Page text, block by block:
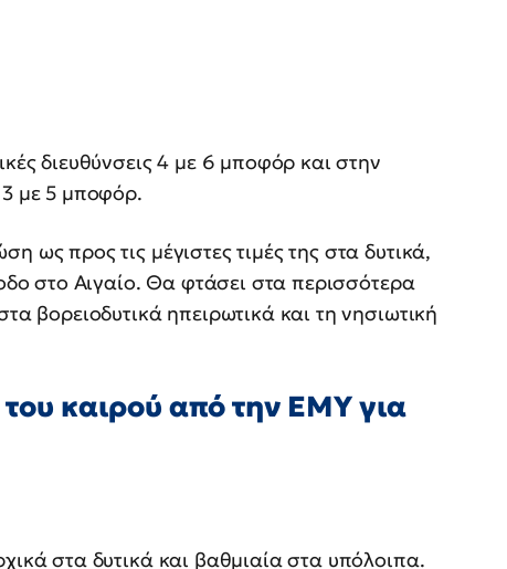
διευθύνσεις 4 με 6 μποφόρ και στην
3 με 5 μποφόρ.
ως προς τις μέγιστες τιμές της στα δυτικά,
στο Αιγαίο. Θα φτάσει στα περισσότερα
βορειοδυτικά ηπειρωτικά και τη νησιωτική
καιρού από την ΕΜΥ για
στα δυτικά και βαθμιαία στα υπόλοιπα.